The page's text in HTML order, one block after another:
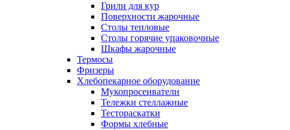
Грили для кур
Поверхности жарочные
Столы тепловые
Столы горячие упаковочные
Шкафы жарочные
Термосы
Фризеры
Хлебопекарное оборудование
Мукопросеиватели
Тележки стеллажные
Тестораскатки
Формы хлебные